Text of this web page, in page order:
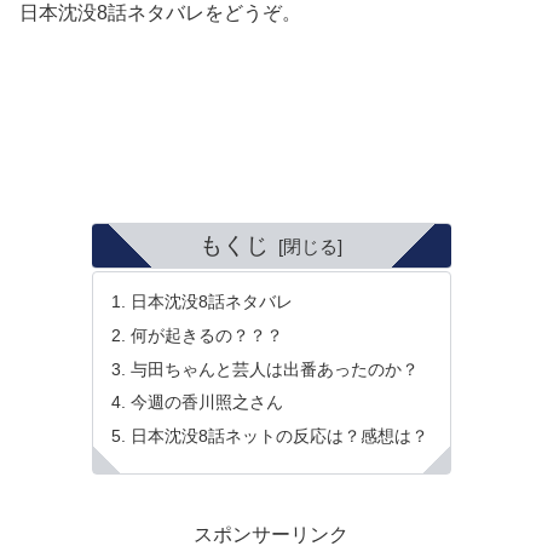
日本沈没8話ネタバレをどうぞ。
もくじ
日本沈没8話ネタバレ
何が起きるの？？？
与田ちゃんと芸人は出番あったのか？
今週の香川照之さん
日本沈没8話ネットの反応は？感想は？
スポンサーリンク